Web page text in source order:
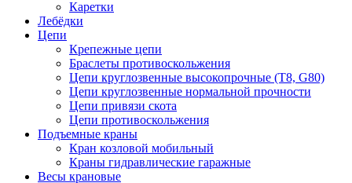
Каретки
Лебёдки
Цепи
Крепежные цепи
Браслеты противоскольжения
Цепи круглозвенные высокопрочные (Т8, G80)
Цепи круглозвенные нормальной прочности
Цепи привязи скота
Цепи противоскольжения
Подъемные краны
Кран козловой мобильный
Краны гидравлические гаражные
Весы крановые